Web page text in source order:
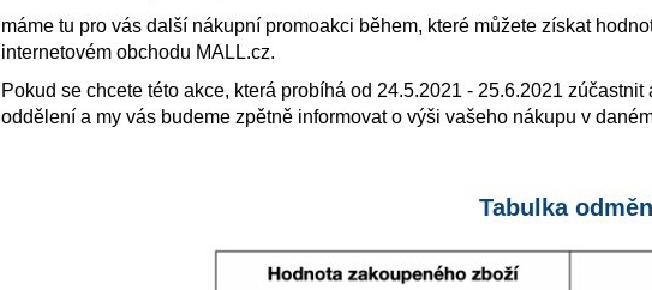
máme tu pro vás další nákupní promoakci během, které můžete získat
internetovém obchodu MALL.cz.
Pokud se chcete této akce, která probíhá od 24.5.2021 - 25.6.2021
oddělení a my vás budeme zpětně informovat o výši vašeho nákupu v
Tabulka